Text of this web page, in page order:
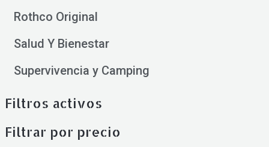
Rothco Original
Salud Y Bienestar
Supervivencia y Camping
Filtros activos
Filtrar por precio